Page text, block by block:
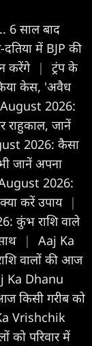
6 साल बाद
दतिया में BJP की
करेंगे |
ट्रंप के
केस, 'अवैध
2026:
राहुकाल, जानें
2026: कैसा
जानें अपना
2026:
करें उपाय |
कुंभ राशि वाले
|
Aaj Ka
वालों की आज
Ka Dhanu
किसी गरीब को
Vrishchik
को परिवार में